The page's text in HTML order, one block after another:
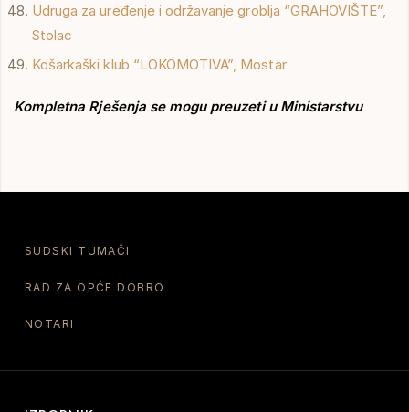
Udruga za uređenje i održavanje groblja “GRAHOVIŠTE”,
Stolac
Košarkaški klub “LOKOMOTIVA”, Mostar
Kompletna Rješenja se mogu preuzeti u Ministarstvu
SUDSKI TUMAČI
RAD ZA OPĆE DOBRO
NOTARI